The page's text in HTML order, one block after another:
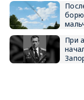
При